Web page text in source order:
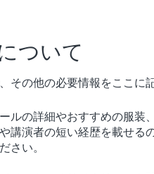
ついて
その他の必要情報をここに
ルの詳細やおすすめの服装
講演者の短い経歴を載せる
さい。